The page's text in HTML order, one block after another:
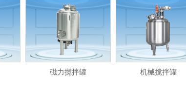
磁力搅拌罐 机械搅拌罐